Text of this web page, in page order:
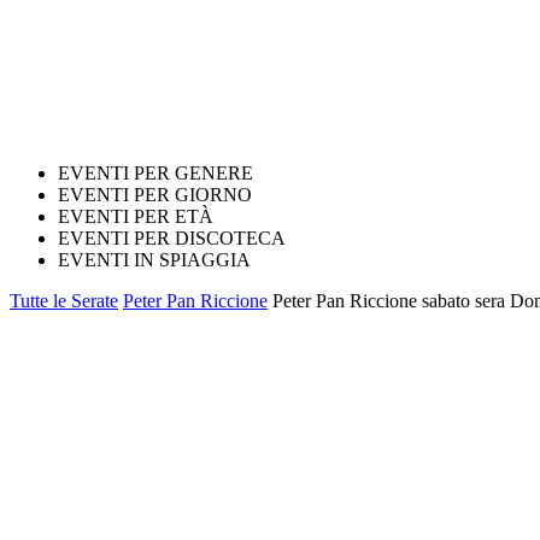
EVENTI PER GENERE
EVENTI PER GIORNO
EVENTI PER ETÀ
EVENTI PER DISCOTECA
EVENTI IN SPIAGGIA
Tutte le Serate Peter Pan Riccione Peter Pan Riccione sabato sera